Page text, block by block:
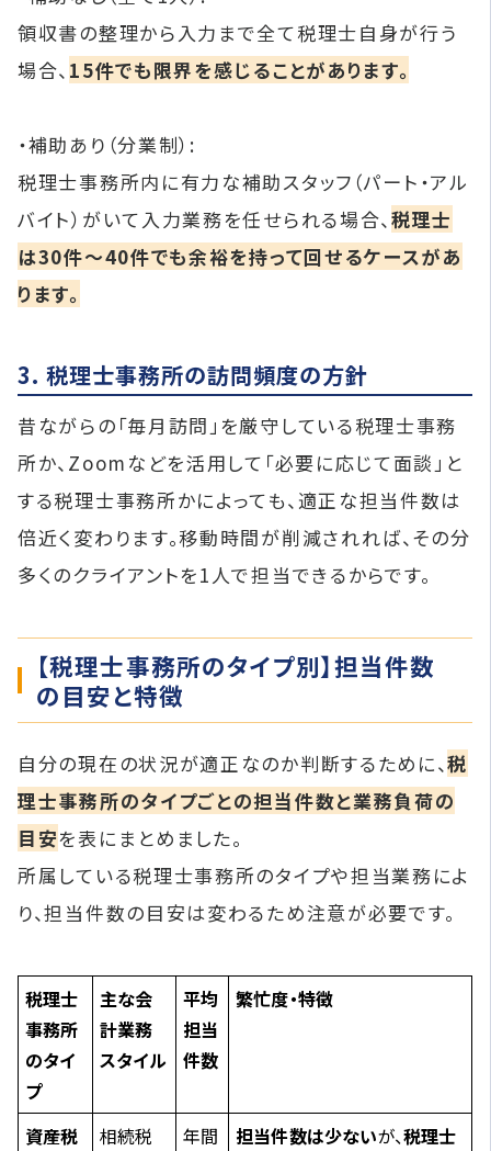
領収書の整理から入力まで全て税理士自身が行う
場合、 15件でも限界を感じることがあります。
・補助あり（分業制）:
税理士事務所内に有力な補助スタッフ（パート・アル
バイト）がいて入力業務を任せられる場合、税理士
は30件〜40件でも余裕を持って回せるケースがあ
ります。
3. 税理士事務所の訪問頻度の方針
昔ながらの「毎月訪問」を厳守している税理士事務
所か、Zoomなどを活用して「必要に応じて面談」と
する税理士事務所かによっても、適正な担当件数は
倍近く変わります。移動時間が削減されれば、その分
多くのクライアントを1人で担当できるからです。
【税理士事務所のタイプ別】担当件数
の目安と特徴
自分の現在の状況が適正なのか判断するために、税
理士事務所のタイプごとの担当件数と業務負荷の
目安を表にまとめました。
所属している税理士事務所のタイプや担当業務によ
り、担当件数の目安は変わるため注意が必要です。
税理士
事務所
のタイ
プ
主な会
計業務
スタイル
平均
担当
件数
繁忙度・特徴
資産税
相続税
年間
担当件数は少ないが、税理士